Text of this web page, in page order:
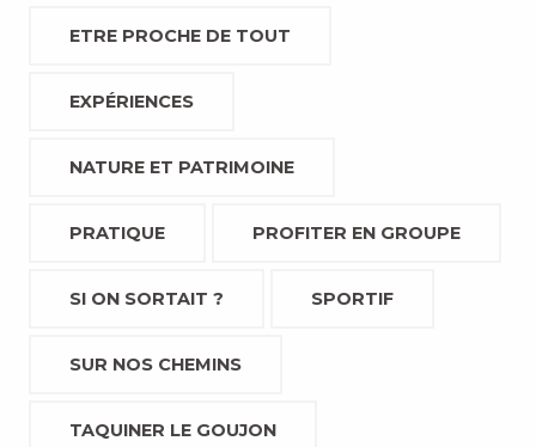
ETRE PROCHE DE TOUT
EXPÉRIENCES
NATURE ET PATRIMOINE
PRATIQUE PROFITER EN GROUPE
SI ON SORTAIT ? SPORTIF
SUR NOS CHEMINS
TAQUINER LE GOUJON